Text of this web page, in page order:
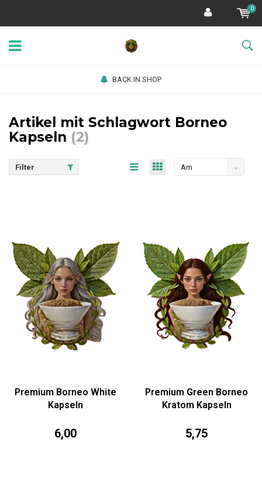
0
BACK IN SHOP
Artikel mit Schlagwort Borneo
Kapseln (2)
Filter
Am
Premium Borneo White
Kapseln
6,00
Premium Green Borneo
Kratom Kapseln
5,75